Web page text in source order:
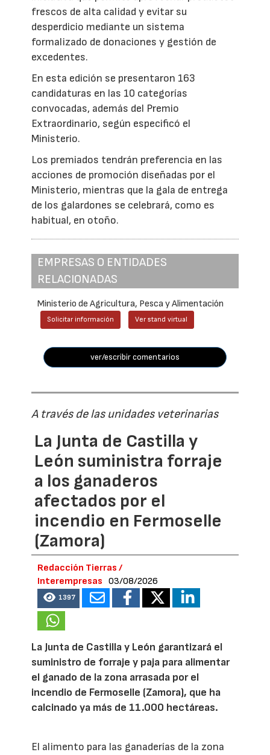
frescos de alta calidad y evitar su
desperdicio mediante un sistema
formalizado de donaciones y gestión de
excedentes.
En esta edición se presentaron 163
candidaturas en las 10 categorías
convocadas, además del Premio
Extraordinario, según especificó el
Ministerio.
Los premiados tendrán preferencia en las
acciones de promoción diseñadas por el
Ministerio, mientras que la gala de entrega
de los galardones se celebrará, como es
habitual, en otoño.
EMPRESAS O ENTIDADES
RELACIONADAS
Ministerio de Agricultura, Pesca y Alimentación
Solicitar información Ver stand virtual
ver/escribir comentarios
A través de las unidades veterinarias
La Junta de Castilla y
León suministra forraje
a los ganaderos
afectados por el
incendio en Fermoselle
(Zamora)
Redacción Tierras /
Interempresas
03/08/2026
1397
La Junta de Castilla y León garantizará el
suministro de forraje y paja para alimentar
el ganado de la zona arrasada por el
incendio de Fermoselle (Zamora), que ha
calcinado ya más de 11.000 hectáreas.
El alimento para las ganaderías de la zona